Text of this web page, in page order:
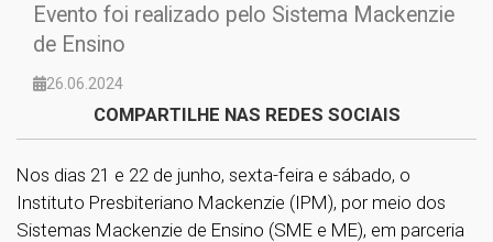
Evento foi realizado pelo Sistema Mackenzie
de Ensino
26.06.2024
COMPARTILHE NAS REDES SOCIAIS
Nos dias 21 e 22 de junho, sexta-feira e sábado, o
Instituto Presbiteriano Mackenzie (IPM), por meio dos
Sistemas Mackenzie de Ensino (SME e ME), em parceria